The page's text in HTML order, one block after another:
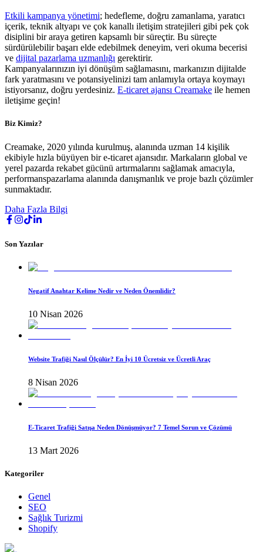
Etkili kampanya yönetimi; hedefleme, doğru zamanlama, yaratıcı
içerik, teknik altyapı ve çok kanallı iletişim stratejileri gibi pek çok
disiplini bir araya getiren kapsamlı bir süreçtir. Bu süreçte
sürdürülebilir başarı elde edebilmek deneyim, veri okuma becerisi
ve dijital pazarlama uzmanlığı gerektirir.
Kampanyalarınızın iyi dönüşüm sağlamasını, markanızın dijitalde
fark yaratmasını ve potansiyelinizi tam anlamıyla ortaya koymayı
istiyorsanız, doğru yerdesiniz. E-ticaret ajansı Creamake ile hemen
iletişime geçin!
Biz Kimiz?
Creamake, 2020 yılında kurulmuş, alanında uzman 14 kişilik
ekibiyle hızla büyüyen bir e-ticaret ajansıdır. Markaların global ve
yerel pazarda rekabet gücünü artırmalarını sağlamak amacıyla,
performanspazarlama alanında danışmanlık ve proje bazlı çözümler
sunmaktadır.
Daha Fazla Bilgi
Son Yazılar
Negatif Anahtar Kelime Nedir ve Neden Önemlidir?
10 Nisan 2026
Website Trafiği Nasıl Ölçülür? En İyi 10 Ücretsiz ve Ücretli Araç
8 Nisan 2026
E-Ticaret Trafiği Satışa Neden Dönüşmüyor? 7 Temel Sorun ve Çözümü
13 Mart 2026
Kategoriler
Genel
SEO
Sağlık Turizmi
Shopify